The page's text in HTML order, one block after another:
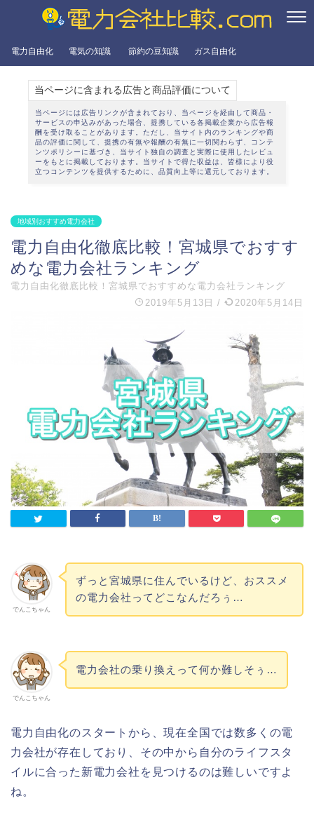
電力自由化 電気の知識 節約の豆知識 ガス自由化
当ページに含まれる広告と商品評価について
当ページには広告リンクが含まれており、当ページを経由して商品・
サービスの申込みがあった場合、提携している各掲載企業から広告報
酬を受け取ることがあります。ただし、当サイト内のランキングや商
品の評価に関して、提携の有無や報酬の有無に一切関わらず、 コンテ
ンツポリシー に基づき、当サイト独自の調査と実際に使用したレビュ
ーをもとに掲載しております。当サイトで得た収益は、皆様により役
立つコンテンツを提供するために、品質向上等に還元しております。
地域別おすすめ電力会社
電力自由化徹底比較！宮城県でおすす
めな電力会社ランキング
電力自由化徹底比較！宮城県でおすすめな電力会社ランキング
2019年5月13日 / 2020年5月14日
でんこちゃん
ずっと宮城県に住んでいるけど、おススメ
の電力会社ってどこなんだろぅ…
でんこちゃん
電力会社の乗り換えって何か難しそぅ…
電力自由化のスタートから、現在全国では数多くの電
力会社が存在しており、その中から自分のライフスタ
イルに合った新電力会社を見つけるのは難しいですよ
ね。